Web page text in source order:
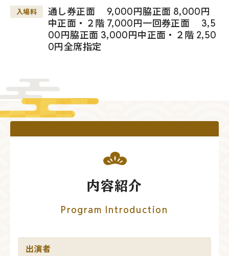
入場料
通し券正面 9,000円脇正面 8,000円
中正面・２階 7,000円一回券正面 3,5
00円脇正面 3,000円中正面・２階 2,50
0円全席指定
内容紹介
Program Introduction
出演者